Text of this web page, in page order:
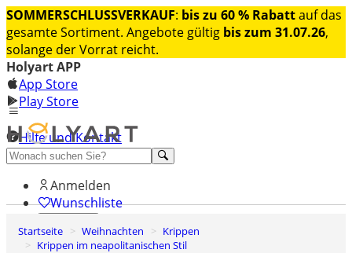
SOMMERSCHLUSSVERKAUF: bis zu 60 % Rabattauf das
gesamte Sortiment. Angebote gültig bis zum 31.07.26,
solange der Vorrat reicht.
Holyart APP
App Store
Play Store
Hilfe und Kontakt
Entdecken Sie Premium
Anmelden
Wunschliste
0
Warenkorb
Startseite Weihnachten
Krippen
Krippen im neapolitanischen Stil